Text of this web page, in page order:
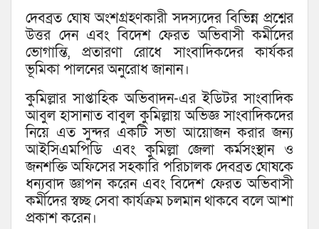
দেবব্রত ঘোষ অংশগ্রহণকারী সদস্যদের বিভিন্ন প্রশ্নের
উত্তর দেন এবং বিদেশ ফেরত অভিবাসী কর্মীদের
ভোগান্তি, প্রতারণা রোধে সাংবাদিকদের কার্যকর
ভূমিকা পালনের অনুরোধ জানান।
কুমিল্লার সাপ্তাহিক অভিবাদন-এর ইডিটর সাংবাদিক
আবুল হাসানাত বাবুল কুমিল্লায় অভিজ্ঞ সাংবাদিকদের
নিয়ে এত সুন্দর একটি সভা আয়োজন করার জন্য
আইসিএমপিডি এবং কুমিল্লা জেলা কর্মসংস্থান ও
জনশক্তি অফিসের সহকারি পরিচালক দেবব্রত ঘোষকে
ধন্যবাদ জ্ঞাপন করেন এবং বিদেশ ফেরত অভিবাসী
কর্মীদের স্বচ্ছ সেবা কার্যক্রম চলমান থাকবে বলে আশা
প্রকাশ করেন।